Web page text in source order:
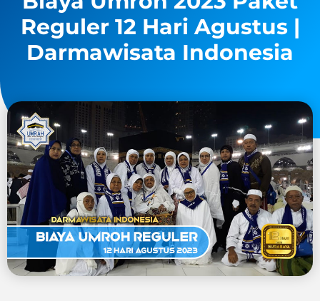
Reguler 12 Hari Agustus |
Darmawisata Indonesia